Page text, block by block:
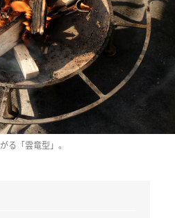
る「雲竜型」。